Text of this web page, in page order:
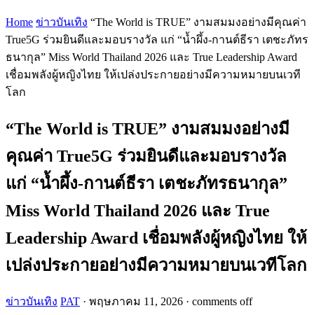
Home ข่าวบันเทิง “The World is TRUE” งามสมมงอย่างมีคุณค่า
True5G ร่วมยินดีและมอบรางวัล แก่ “น้ำผึ้ง-กานต์ธีรา เตชะภัทร
ธนากุล” Miss World Thailand 2026 และ True Leadership Award
เชื่อมพลังผู้หญิงไทย ให้เปล่งประกายอย่างมีความหมายบนเวที
โลก
“The World is TRUE” งามสมมงอย่างมี
คุณค่า True5G ร่วมยินดีและมอบรางวัล
แก่ “น้ำผึ้ง-กานต์ธีรา เตชะภัทรธนากุล”
Miss World Thailand 2026 และ True
Leadership Award เชื่อมพลังผู้หญิงไทย ให้
เปล่งประกายอย่างมีความหมายบนเวทีโลก
ข่าวบันเทิง PAT · พฤษภาคม 11, 2026 · comments off